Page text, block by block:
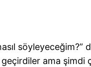
geçirdiler ama